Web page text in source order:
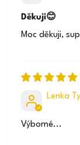
Děkuji😊
Moc děkuji,
Lenka
Výborné...